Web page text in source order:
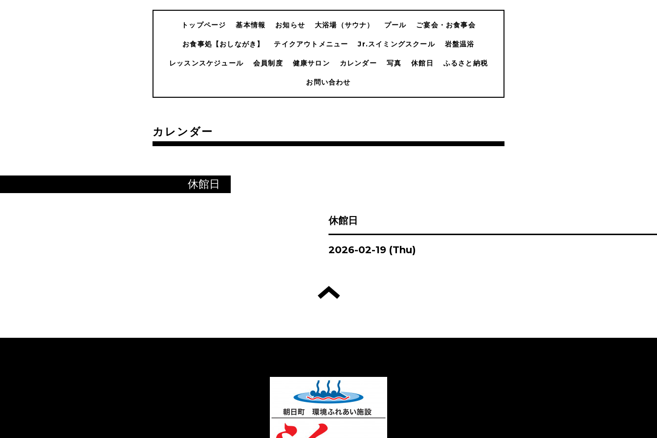
トップページ 基本情報 お知らせ 大浴場（サウナ） プール ご宴会・お食事会
お食事処【おしながき】 テイクアウトメニュー Jr.スイミングスクール 岩盤温浴
レッスンスケジュール 会員制度 健康サロン カレンダー 写真 休館日 ふるさと納税
お問い合わせ
カレンダー
休館日
休館日
2026-02-19 (Thu)